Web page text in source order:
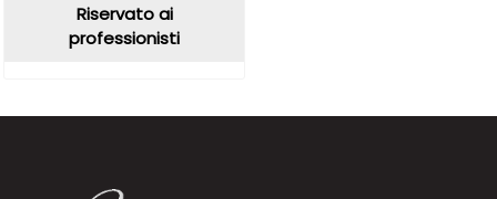
Riservato ai
professionisti